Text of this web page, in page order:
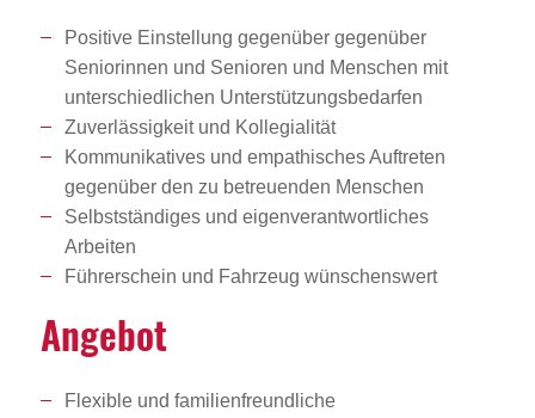
Positive Einstellung gegenüber gegenüber
Seniorinnen und Senioren und Menschen mit
unterschiedlichen Unterstützungsbedarfen
Zuverlässigkeit und Kollegialität
Kommunikatives und empathisches Auftreten
gegenüber den zu betreuenden Menschen
Selbstständiges und eigenverantwortliches
Arbeiten
Führerschein und Fahrzeug wünschenswert
Angebot
Flexible und familienfreundliche